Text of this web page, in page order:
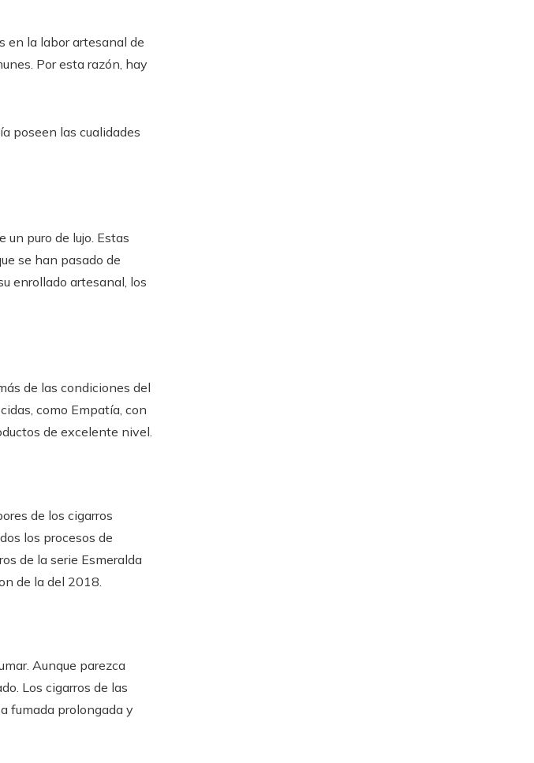
en la labor artesanal de
Por esta razón, hay
poseen las cualidades
un puro de lujo. Estas
se han pasado de
enrollado artesanal, los
de las condiciones del
como Empatía, con
de excelente nivel.
de los cigarros
los procesos de
de la serie Esmeralda
de la del 2018.
Aunque parezca
Los cigarros de las
fumada prolongada y